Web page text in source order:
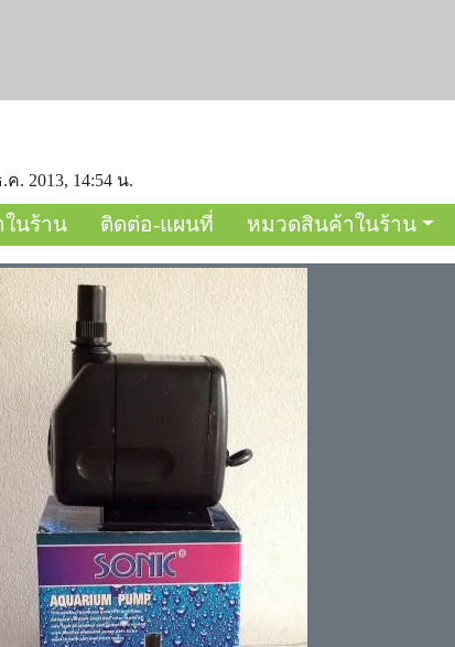
. 2013, 14:54 น.
นร้าน ติดต่อ-แผนที่ หมวดสินค้าในร้าน